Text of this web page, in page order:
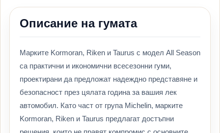
Описание на гумата
Марките Kormoran, Riken и Taurus с модел All Season
са практични и икономични всесезонни гуми,
проектирани да предложат надеждно представяне и
безопасност през цялата година за вашия лек
автомобил. Като част от група Michelin, марките
Kormoran, Riken и Taurus предлагат достъпни